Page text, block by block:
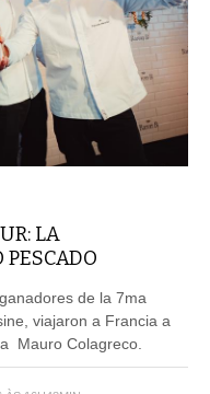
LA
PESCADO
de la 7ma
viajaron a Francia a
Mauro Colagreco.